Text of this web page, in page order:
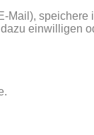
Mail), speichere
einwilligen